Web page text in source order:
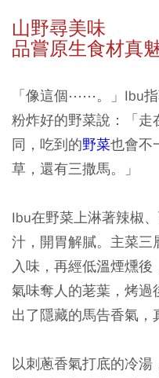
山野尋美味
品嘗原生食材真
「像這個⋯⋯。」Ibu
粉炸好的野菜說：「走
同，吃到的野菜也會不
草，還有三撒馬。」
Ibu在野菜上淋著辣椒
汁，開胃解膩。主菜三
入味，再經低溫煙燻後
氣味奪人的荖葉，烤過
出了隱藏的馬告香氣，
以刺蔥香氣打底的冷